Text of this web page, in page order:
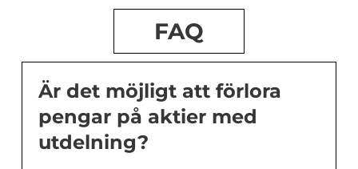
FAQ
Är det möjligt att förlora
pengar på aktier med
utdelning?